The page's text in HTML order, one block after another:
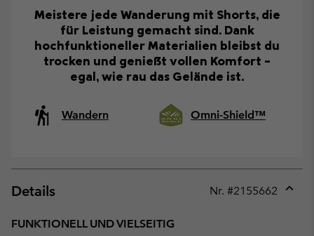
Meistere jede Wanderung mit Shorts, die
für Leistung gemacht sind. Dank
hochfunktioneller Materialien bleibst du
trocken und genießt vollen Komfort –
egal, wie rau das Gelände ist.
Wandern Omni-Shield™
Details Nr. #2155662
FUNKTIONELL UND VIELSEITIG